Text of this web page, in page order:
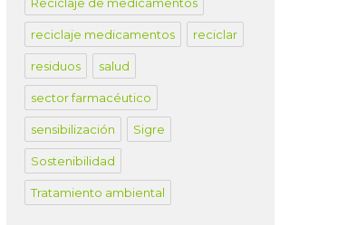
reciclaje medicamentos reciclar
residuos salud
sector farmacéutico
sensibilización Sigre
Sostenibilidad
Tratamiento ambiental